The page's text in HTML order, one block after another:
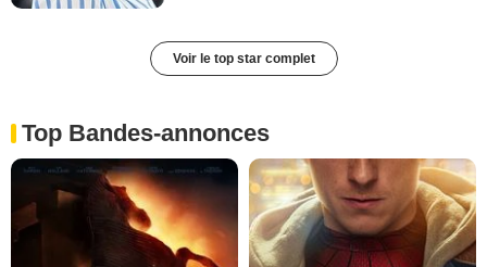
Voir le top star complet
Top Bandes-annonces